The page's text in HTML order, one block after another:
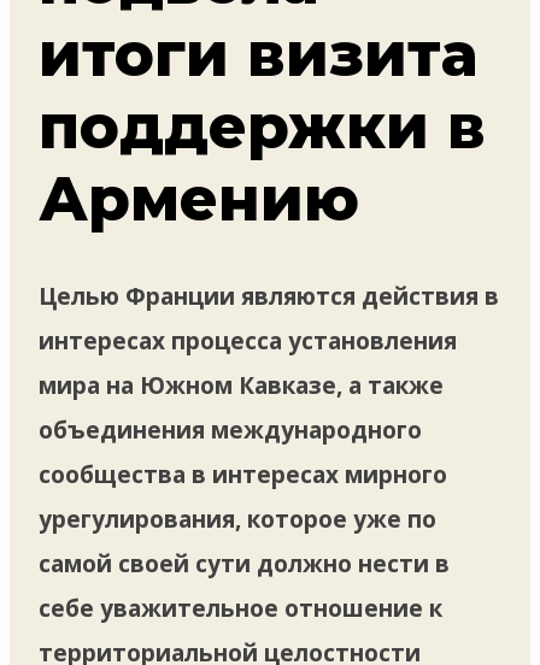
итоги визита
поддержки в
Армению
Целью Франции являются действия в
интересах процесса установления
мира на Южном Кавказе, а также
объединения международного
сообщества в интересах мирного
урегулирования, которое уже по
самой своей сути должно нести в
себе уважительное отношение к
территориальной целостности